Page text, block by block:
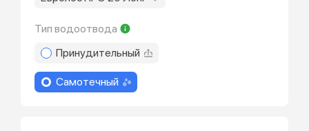
Тип водоотвода
Принудительный
Самотечный